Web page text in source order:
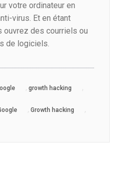
votre ordinateur en
virus. Et en étant
ouvrez des courriels ou
de logiciels.
growth hacking
Growth hacking